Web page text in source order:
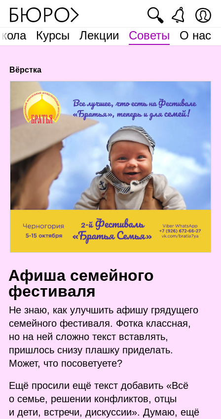
Курсы Лекции Советы О нас
🔍
Вёрстка
Афиша семейного
фестиваля
Не знаю, как улучшить афишу грядущего
семейного фестиваля. Фотка классная,
но на ней сложно текст вставлять,
пришлось снизу плашку приделать.
Может, что посоветуете?
Ещё просили ещё текст добавить «Всё
о семье, решении конфликтов, отцы
и дети, встречи, дискуссии». Думаю, ещё